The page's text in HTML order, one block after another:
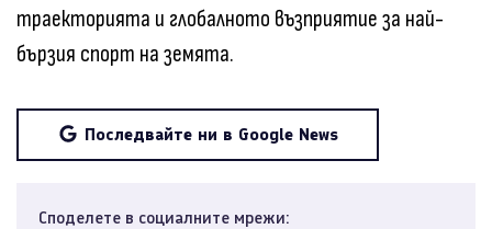
траекторията и глобалното възприятие за най-
бързия спорт на земята.
Последвайте ни в Google News
Споделете в социалните мрежи: